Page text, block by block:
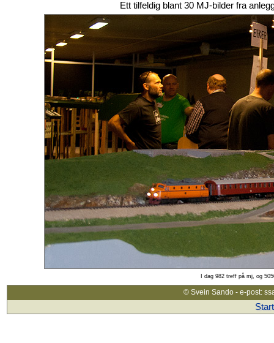
Ett tilfeldig blant 30 MJ-bilder fra
I dag 982 treff på mj, og
© Svein Sando - e-post: